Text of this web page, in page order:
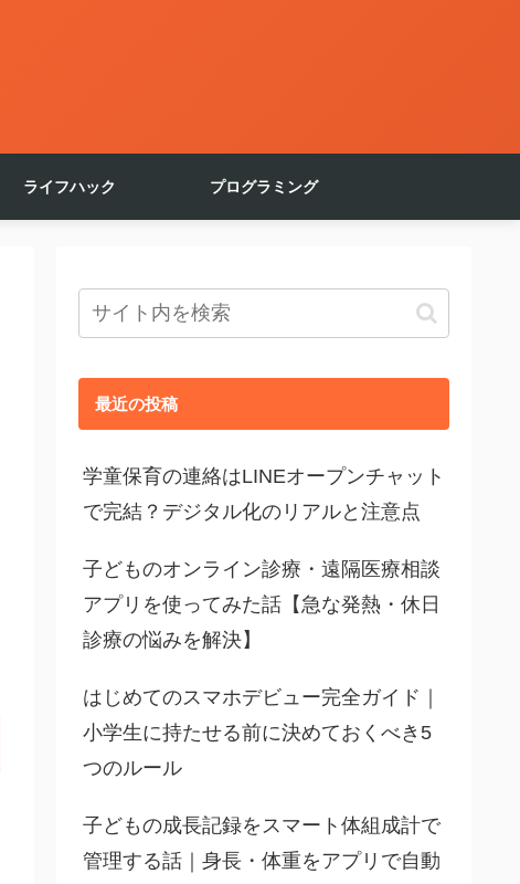
ライフハック プログラミング
最近の投稿
学童保育の連絡はLINEオープンチャット
で完結？デジタル化のリアルと注意点
子どものオンライン診療・遠隔医療相談
アプリを使ってみた話【急な発熱・休日
診療の悩みを解決】
はじめてのスマホデビュー完全ガイド｜
小学生に持たせる前に決めておくべき5
つのルール
子どもの成長記録をスマート体組成計で
管理する話｜身長・体重をアプリで自動